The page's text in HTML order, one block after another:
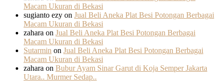
Macam Ukuran di Bekasi
sugianto ezy on Jual Beli Aneka Plat Besi Potongan Berbagai
Macam Ukuran di Bekasi
zahara on Jual Beli Aneka Plat Besi Potongan Berbagai
Macam Ukuran di Bekasi
Sutarmin on Jual Beli Aneka Plat Besi Potongan Berbagai
Macam Ukuran di Bekasi
zahara on Bubur Ayam Sinar Garut di Koja Semper Jakarta
Utara.. Murmer Sedap..